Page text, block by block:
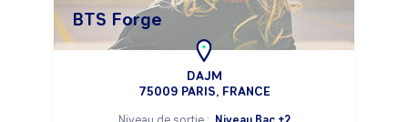
BTS Forge
DAJM
75009 PARIS, FRANCE